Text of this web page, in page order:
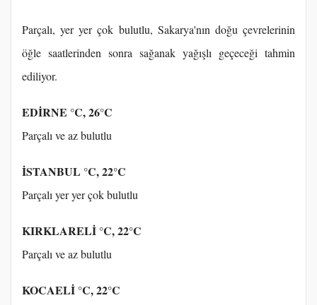
Parçalı, yer yer çok bulutlu, Sakarya'nın doğu çevrelerinin
öğle saatlerinden sonra sağanak yağışlı geçeceği tahmin
ediliyor.
EDİRNE °C, 26°C
Parçalı ve az bulutlu
İSTANBUL °C, 22°C
Parçalı yer yer çok bulutlu
KIRKLARELİ °C, 22°C
Parçalı ve az bulutlu
KOCAELİ °C, 22°C